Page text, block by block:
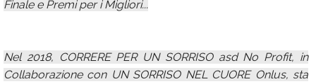
Finale e Premi per i Migliori...
Nel 2018, CORRERE PER UN SORRISO asd No Profit, in
Collaborazione con UN SORRISO NEL CUORE Onlus, sta